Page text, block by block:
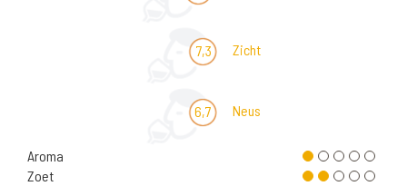
7,3 Zicht
6,7 Neus
Aroma
Zoet